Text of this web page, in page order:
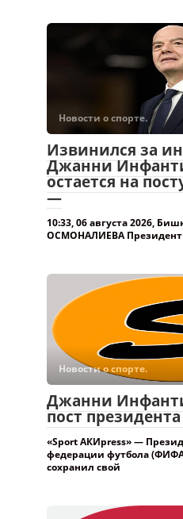
Новости о спорте.
Извинился за
Джанни
остается на
—
10:33, 06 августа 2026,
ОСМОНАЛИЕВА Президент
Новости о спорте.
Джанни
пост
«Sport АКИpress» —
федерации футбола
сохранил свой